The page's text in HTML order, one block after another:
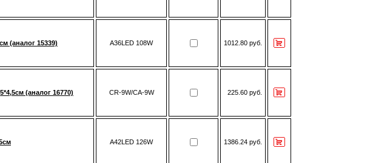
(аналог 15339) A36LED 108W 1012.80 руб.
(аналог 16770) CR-9W/CA-9W 225.60 руб.
A42LED 126W 1386.24 руб.